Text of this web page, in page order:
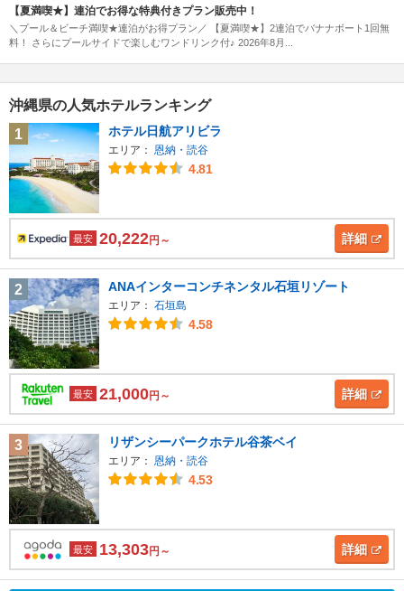
【夏満喫★】連泊でお得な特典付きプラン販売中！
＼プール＆ビーチ満喫★連泊がお得プラン／ 【夏満喫★】2連泊でバナナボート1回無
料！ さらにプールサイドで楽しむワンドリンク付♪ 2026年8月...
沖縄県の人気ホテルランキング
1
ホテル日航アリビラ
エリア： 恩納・読谷
4.81
最安 20,222円～ 詳細
2 ANAインターコンチネンタル石垣リゾート
エリア： 石垣島
4.58
最安 21,000円～ 詳細
3 リザンシーパークホテル谷茶ベイ
エリア： 恩納・読谷
4.53
最安 13,303円～ 詳細